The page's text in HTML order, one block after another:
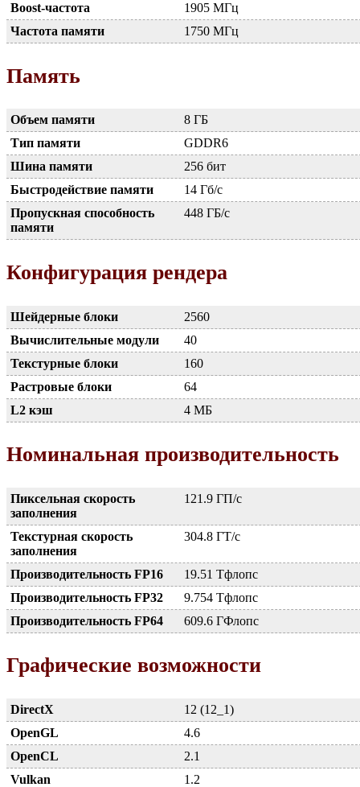
Boost-частота
1905 МГц
Частота памяти
1750 МГц
Память
Объем памяти
8 ГБ
Тип памяти
GDDR6
Шина памяти
256 бит
Быстродействие памяти
14 Гб/с
Пропускная способность
памяти
448 ГБ/с
Конфигурация рендера
Шейдерные блоки
2560
Вычислительные модули
40
Текстурные блоки
160
Растровые блоки
64
L2 кэш
4 МБ
Номинальная производительность
Пиксельная скорость
заполнения
121.9 ГП/с
Текстурная скорость
заполнения
304.8 ГТ/с
Производительность FP16
19.51 Тфлопс
Производительность FP32
9.754 Тфлопс
Производительность FP64
609.6 ГФлопс
Графические возможности
DirectX
12 (12_1)
OpenGL
4.6
OpenCL
2.1
Vulkan
1.2